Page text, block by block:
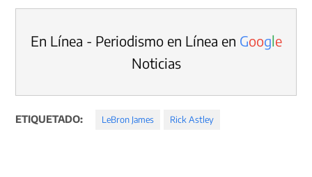
En Línea - Periodismo en Línea en Google
Noticias
ETIQUETADO: LeBron James Rick Astley